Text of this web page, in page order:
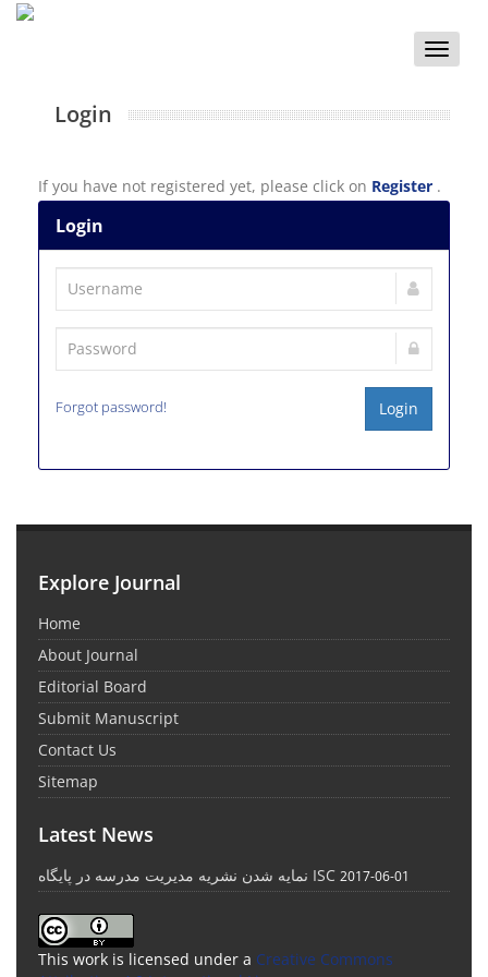
Toggle
Login
If you have not registered yet, please click on Register .
Login
Forgot password! Login
Explore Journal
Home
About Journal
Editorial Board
Submit Manuscript
Contact Us
Sitemap
Latest News
نمایه شدن نشریه مدیریت مدرسه در پایگاه ISC 2017-06-01
This work is licensed under a Creative Commons